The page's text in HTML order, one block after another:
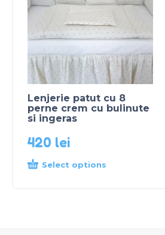
Lenjerie patut cu 8
perne crem cu bulinute
si ingeras
420 lei
Select options